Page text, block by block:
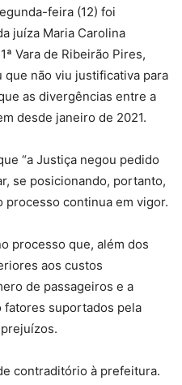
feira (12) foi
juíza Maria Carolina
Vara de Ribeirão Pires,
que não viu justificativa para
as divergências entre a
desde janeiro de 2021.
“a Justiça negou pedido
se posicionando, portanto,
processo continua em vigor.
processo que, além dos
aos custos
de passageiros e a
fatores suportados pela
contraditório à prefeitura.